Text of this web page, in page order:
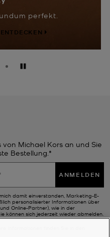
Anhalten
Michael Kors an und Sie
Bestellung.*
ANMELDEN
damit einverstanden, Marketing-E-
personalisierter Informationen über
Online-Partner), wie in der
können sich jederzeit wieder abmelden.